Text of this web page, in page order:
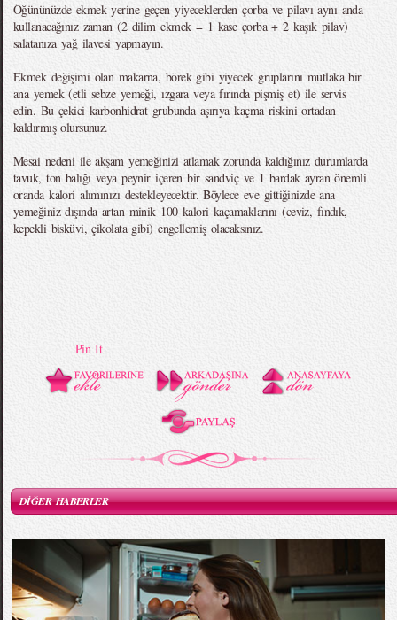
Öğününüzde ekmek yerine geçen yiyeceklerden çorba ve pilavı aynı anda
kullanacağınız zaman (2 dilim ekmek = 1 kase çorba + 2 kaşık pilav)
salatanıza yağ ilavesi yapmayın.
Ekmek değişimi olan makarna, börek gibi yiyecek gruplarını mutlaka bir
ana yemek (etli sebze yemeği, ızgara veya fırında pişmiş et) ile servis
edin. Bu çekici karbonhidrat grubunda aşırıya kaçma riskini ortadan
kaldırmış olursunuz.
Mesai nedeni ile akşam yemeğinizi atlamak zorunda kaldığınız durumlarda
tavuk, ton balığı veya peynir içeren bir sandviç ve 1 bardak ayran önemli
oranda kalori alımınızı destekleyecektir. Böylece eve gittiğinizde ana
yemeğiniz dışında artan minik 100 kalori kaçamaklarını (ceviz, fındık,
kepekli bisküvi, çikolata gibi) engellemiş olacaksınız.
Pin It
DİĞER HABERLER